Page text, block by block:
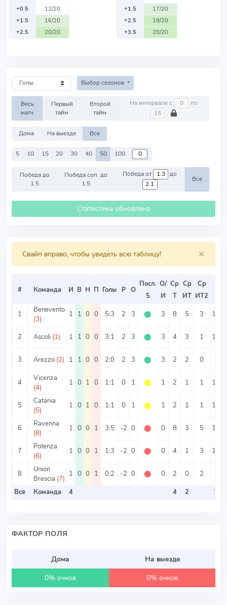
+0.5
12/20
+1.5
16/20
+2.5
20/20
+1.5
17/20
+2.5
19/20
+3.5
20/20
Выбор сезонов
Весь
матч
Первый
тайм
Второй
тайм
На интервале с по
Дома На выезде Все
5 10 15 20 30 40 50 100
Победа до
1.5
Победа соп. до
1.5
Победа от до
Все
Статистика обновлена
×
Свайп вправо, чтобы увидеть всю таблицу!
# Команда И В Н П Голы Р О
Посл.
5
О/
И
Ср
Т
Ср
ИТ
Ср
ИТ2
1
Benevento
(3)
1 1 0 0 5:3 2 3 ⬤ 3 8 5 3
2 Ascoli (1) 1 1 0 0 3:1 2 3 ⬤ 3 4 3 1
3 Arezzo (2) 1 1 0 0 2:0 2 3 ⬤ 3 2 2 0
4
Vicenza
(4)
1 0 1 0 1:1 0 1 ⬤ 1 2 1 1
5
Catania
(5)
1 0 1 0 1:1 0 1 ⬤ 1 2 1 1
6
Ravenna
(8)
1 0 0 1 3:5 -2 0 ⬤ 0 8 3 5
7
Potenza
(6)
1 0 0 1 1:3 -2 0 ⬤ 0 4 1 3
8
Union
Brescia (7)
1 0 0 1 0:2 -2 0 ⬤ 0 2 0 2
Все
Команда 4 4 2
ФАКТОР ПОЛЯ
Дома
На выезде
0% очков
0% очков